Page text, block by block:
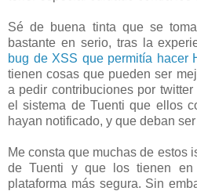
Sé de buena tinta que se
bastante en serio, tras la
bug de XSS que permitía hacer
tienen cosas que pueden ser
a pedir contribuciones por
el sistema de Tuenti que ellos
hayan notificado, y que deban
Me consta que muchas de estos
de Tuenti y que los tienen
plataforma más segura. Sin